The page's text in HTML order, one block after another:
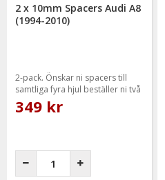
2 x 10mm Spacers Audi A8
(1994-2010)
2-pack. Önskar ni spacers till
samtliga fyra hjul beställer ni två
paket.
349 kr